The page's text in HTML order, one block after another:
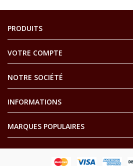
PRODUITS
VOTRE COMPTE
NOTRE SOCIÉTÉ
INFORMATIONS
MARQUES POPULAIRES